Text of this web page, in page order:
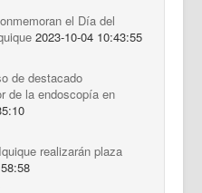
el Día del
2023-10-04 10:43:55
de destacado
de la endoscopía en
realizarán plaza